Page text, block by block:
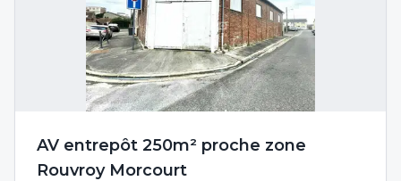
AV entrepôt 250m² proche zone
Rouvroy Morcourt